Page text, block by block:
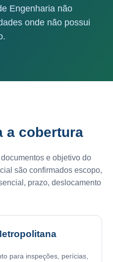
Engenharia não
onde não possui
a cobertura
e objetivo do
são confirmados escopo,
prazo, deslocamento
para inspeções, perícias,